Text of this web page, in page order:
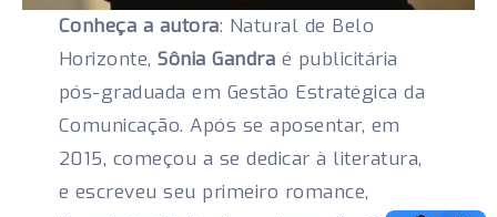
Conheça a autora: Natural de Belo
Horizonte,Sônia Gandra é publicitária
pós-graduada em Gestão Estratégica da
Comunicação. Após se aposentar, em
2015, começou a se dedicar à literatura,
e escreveu seu primeiro romance,